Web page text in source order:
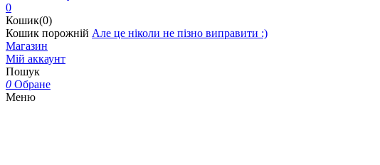
0
Кошик(0)
Кошик порожній Але це ніколи не пізно виправити :)
Магазин
Мій аккаунт
Пошук
0 Обране
Меню